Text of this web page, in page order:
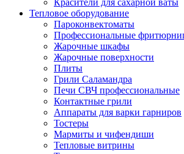
Красители для сахарной ваты
Тепловое оборудование
Пароконвектоматы
Профессиональные
Жарочные шкафы
Жарочные поверхности
Плиты
Грили Саламандра
Печи СВЧ профессиональные
Контактные грили
Аппараты для варки гарниров
Тостеры
Мармиты и чифендиши
Тепловые витрины